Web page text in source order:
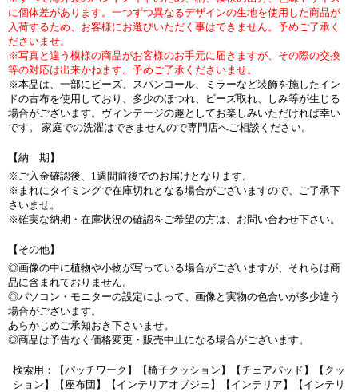
に個体差があります。一つずつ異なるデザインの生地を使用した商品が
入荷するため、お客様にお選びいただく事はできません。予めご了承く
ださいませ。
※写真と違う模様の商品がお客様のお手元に届きますが、その際の交換
等の対応は出来かねます。予めご了承くださいませ。
※本品は、一部にビーズ、スパンコール、ミラーなど装飾を施したイン
ドの古布を使用しており、多少のほつれ、ビーズ取れ、しみ等が生じる
場合がございます。ヴィンテージの趣としてお楽しみいただければ幸い
です。 家庭での洗濯はできませんので専門店へご相談ください。
【納 期】
※ご入金確認後、1週間前後でのお届けとなります。
※まれにタイミングで在庫切れとなる場合がございますので、ご了承下
さいませ。
※確実な納期・在庫状況の確認をご希望の方は、お問い合わせ下さい。
【その他】
◎画像の中に植物や小物が写っている場合がございますが、それらは商
品に含まれておりません。
◎パソコン・モニターの設定によって、画像と実物の色合いが多少違う
場合がございます。
あらかじめご承知おき下さいませ。
◎商品は予告なく価格変更・販売中止になる場合がございます。
検索用：【パッチワーク】【椅子クッション】【チェアパッド】【クッ
ション】【座布団】【インテリアオブジェ】【インテリア】【インテリ